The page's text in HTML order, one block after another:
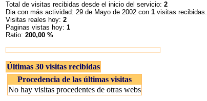
Total de visitas recibidas desde el inicio del servicio: 2
Dia con más actividad: 29 de Mayo de 2002 con 1 visitas recibidas.
Visitas reales hoy: 2
Paginas vistas hoy: 1
Ratio: 200,00 %
Últimas 30 visitas recibidas
Procedencia de las últimas visitas
No hay visitas procedentes de otras webs